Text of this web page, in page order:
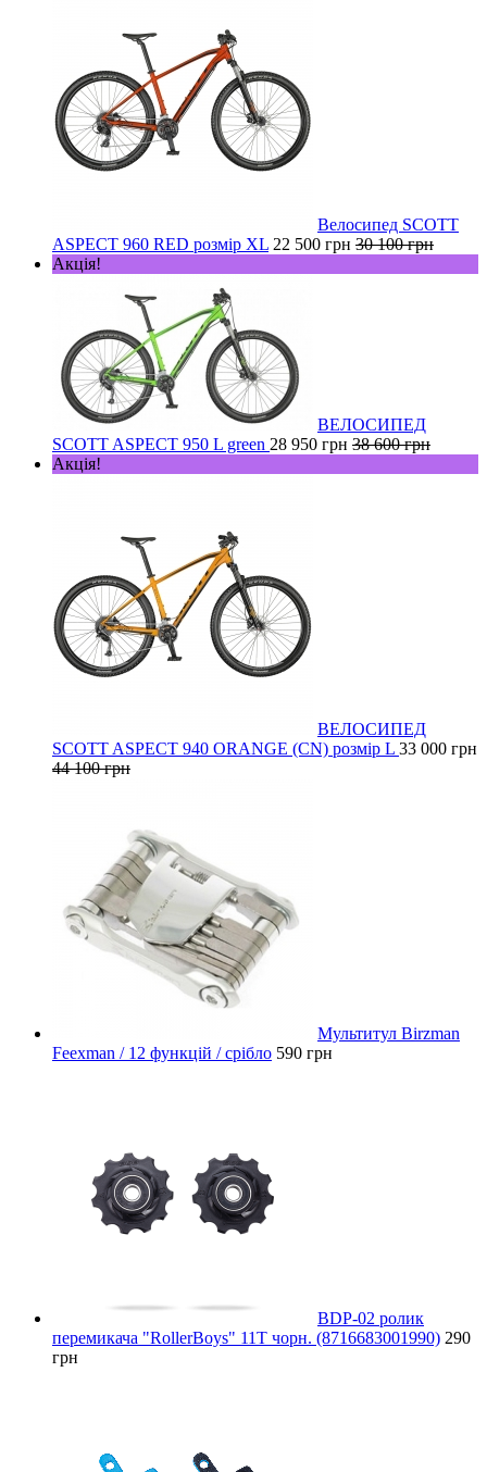
Велосипед SCOTT
ASPECT 960 RED розмір XL 22 500 грн 30 100 грн
Акція!
ВЕЛОСИПЕД
SCOTT ASPECT 950 L green 28 950 грн 38 600 грн
Акція!
ВЕЛОСИПЕД
SCOTT ASPECT 940 ORANGE (CN) розмір L 33 000 грн
44 100 грн
Мультитул Birzman
Feexman / 12 функцій / срібло 590 грн
BDP-02 ролик
перемикача "RollerBoys" 11T чорн. (8716683001990) 290
грн